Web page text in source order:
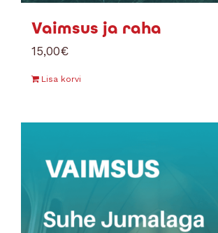
Vaimsus ja raha
15,00€
Lisa korvi